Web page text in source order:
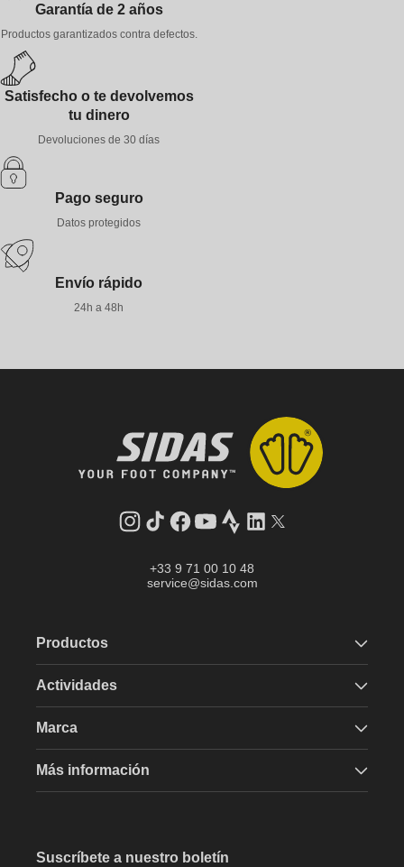
Garantía de 2 años
Productos garantizados contra defectos.
Satisfecho o te devolvemos
tu dinero
Devoluciones de 30 días
Pago seguro
Datos protegidos
Envío rápido
24h a 48h
Instagram
tiktokfacebookyoutubeStravaLinkedInGorjeo
+33 9 71 00 10 48
service@sidas.com
Productos
Actividades
Marca
Más información
Suscríbete a nuestro boletín